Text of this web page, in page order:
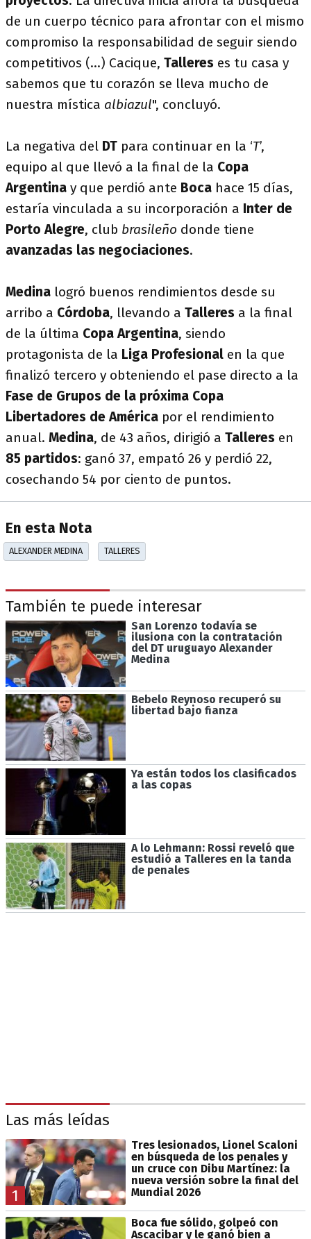
de un cuerpo técnico para afrontar con el mismo
compromiso la responsabilidad de seguir siendo
competitivos (...) Cacique, Talleres es tu casa y
sabemos que tu corazón se lleva mucho de
nuestra mística albiazul", concluyó.
La negativa del DT para continuar en la ‘T’,
equipo al que llevó a la final de la Copa
Argentina y que perdió ante Boca hace 15 días,
estaría vinculada a su incorporación a Inter de
Porto Alegre, club brasileño donde tiene
avanzadas las negociaciones.
Medina logró buenos rendimientos desde su
arribo a Córdoba, llevando a Talleres a la final
de la última Copa Argentina, siendo
protagonista de la Liga Profesional en la que
finalizó tercero y obteniendo el pase directo a la
Fase de Grupos de la próxima Copa
Libertadores de América por el rendimiento
anual. Medina, de 43 años, dirigió a Talleres en
85 partidos: ganó 37, empató 26 y perdió 22,
cosechando 54 por ciento de puntos.
En esta Nota
ALEXANDER MEDINA TALLERES
También te puede interesar
San Lorenzo todavía se
ilusiona con la contratación
del DT uruguayo Alexander
Medina
Bebelo Reynoso recuperó su
libertad bajo fianza
Ya están todos los clasificados
a las copas
A lo Lehmann: Rossi reveló que
estudió a Talleres en la tanda
de penales
Las más leídas
1
Tres lesionados, Lionel Scaloni
en búsqueda de los penales y
un cruce con Dibu Martínez: la
nueva versión sobre la final del
Mundial 2026
Boca fue sólido, golpeó con
Ascacibar y le ganó bien a